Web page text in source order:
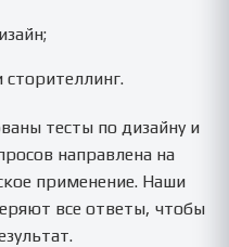
тесты по дизайну и
направлена на
применение. Наши
все ответы, чтобы